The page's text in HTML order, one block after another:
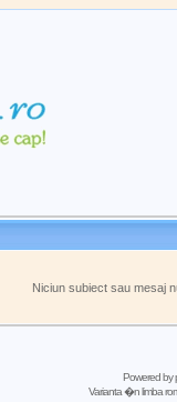
Niciun subiect sau mesaj
Powered by
Varianta �n limba